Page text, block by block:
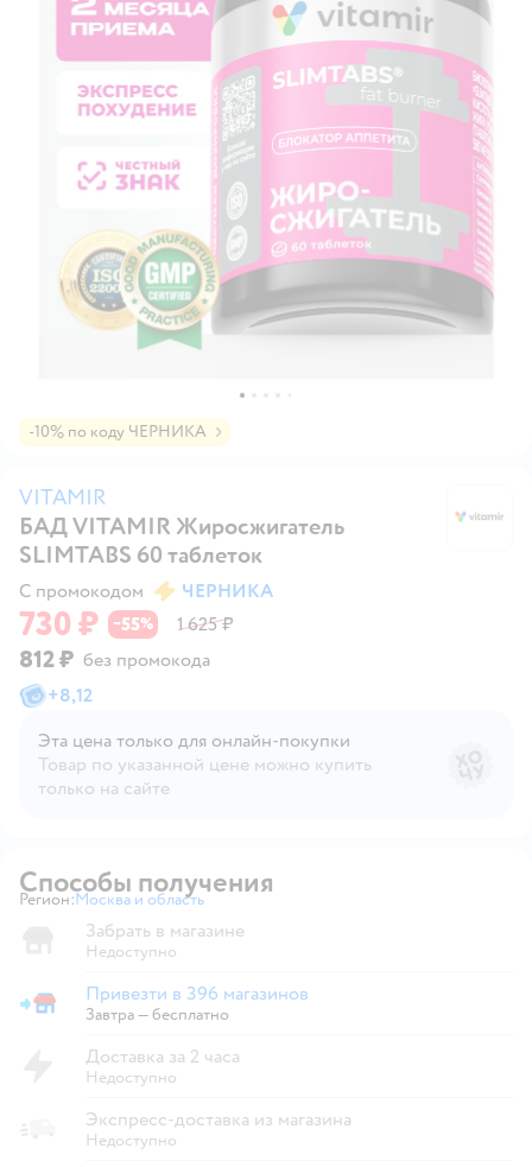
-10% по коду ЧЕРНИКА
VITAMIR
БАД VITAMIR Жиросжигатель
SLIMTABS 60 таблеток
С промокодом ЧЕРНИКА
730 ₽ −55% 1 625 ₽
812 ₽ без промокода
+8,12
Эта цена только для онлайн‑покупки
Товар по указанной цене можно купить
только на сайте
Способы получения
Регион: Выбор адреса доставки.
Москва и область
Забрать в магазине
Недоступно
Привезти в магазин
Привезти в 396 магазинов
Завтра—бесплатно
Доставка за 2 часа
Недоступно
Экспресс-доставка из магазина
Недоступно